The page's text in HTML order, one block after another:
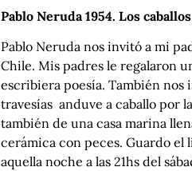
Pablo Neruda 1954. Los
Pablo Neruda nos invitó a mi
Chile. Mis padres le regalaron
escribiera poesía. También nos
travesías anduve a caballo por
también de una casa marina
cerámica con peces. Guardo el
aquella noche a las 21hs del